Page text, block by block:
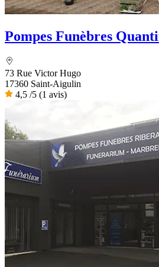
Pompes Funèbres
73 Rue Victor Hugo
17360 Saint-Aigulin
4,5 /5 (1 avis)